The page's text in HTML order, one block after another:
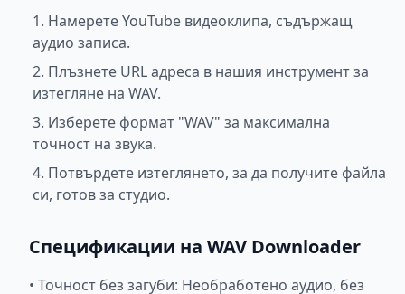
1. Намерете YouTube видеоклипа, съдържащ
аудио записа.
2. Плъзнете URL адреса в нашия инструмент за
изтегляне на WAV.
3. Изберете формат "WAV" за максимална
точност на звука.
4. Потвърдете изтеглянето, за да получите файла
си, готов за студио.
Спецификации на WAV Downloader
• Точност без загуби: Необработено аудио, без